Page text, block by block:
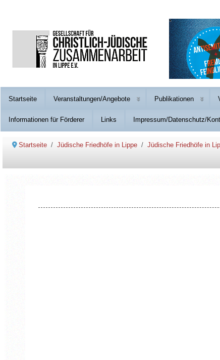
Startseite Veranstaltungen/Angebote Publikationen
Informationen für Förderer Links Impressum/Datenschutz/
Startseite Jüdische Friedhöfe in Lippe Jüdische Friedhöfe in